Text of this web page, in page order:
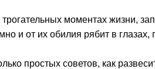
моментах жизни,
и от их обилия рябит в
простых советов, как